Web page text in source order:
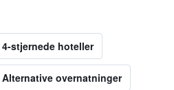
4-stjernede hoteller
Alternative overnatninger